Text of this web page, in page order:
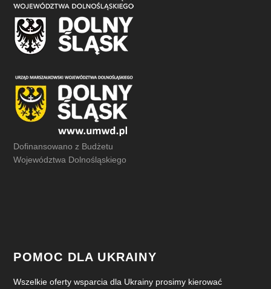
Dofinansowano z Budżetu
Województwa Dolnośląskiego
POMOC DLA UKRAINY
Wszelkie oferty wsparcia dla Ukrainy prosimy kierować